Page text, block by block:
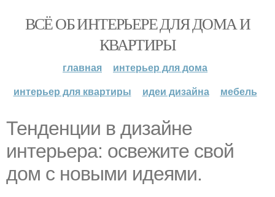
ВСЁ ОБ ИНТЕРЬЕРЕ ДЛЯ ДОМА И
КВАРТИРЫ
главная
интерьер для дома
интерьер для квартиры
идеи дизайна мебель
Тенденции в дизайне
интерьера: освежите свой
дом с новыми идеями.